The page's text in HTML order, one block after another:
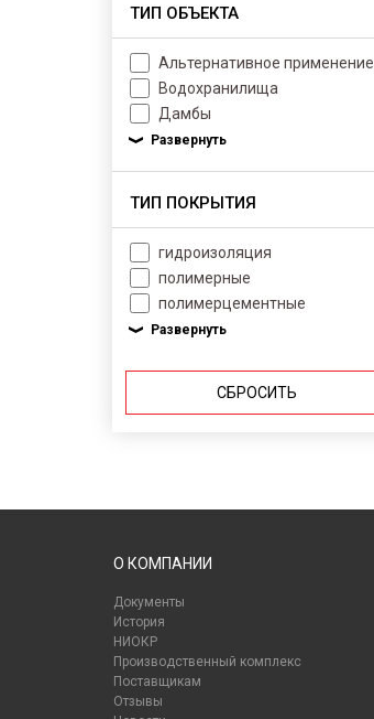
ТИП ОБЪЕКТА
Альтернативное применение
Водохранилища
Дамбы
ТИП ПОКРЫТИЯ
гидроизоляция
полимерные
полимерцементные
СБРОСИТЬ
О КОМПАНИИ
Документы
История
НИОКР
Производственный комплекс
Поставщикам
Отзывы